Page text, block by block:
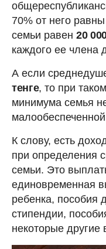
70% от него равны
семьи равен 20
каждого ее члена
А если
тенге, то при
минимума семья
К слову, есть
при определения
семьи. Это
единовременная
ребенка, пособия
стипендии,
некоторые